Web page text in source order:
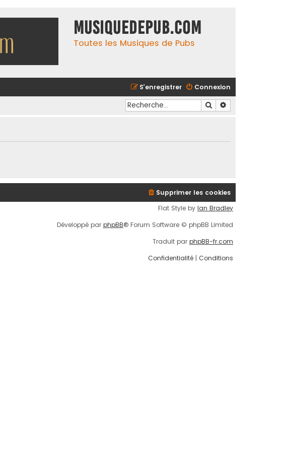
MusiqueDePub.com
Toutes les Musiques de Pubs
Connexion
S’enregistrer
Rechercher
Supprimer les cookies
Flat Style by Ian Bradley
Développé par phpBB® Forum Software © phpBB Limited
Traduit par phpBB-fr.com
Confidentialité | Conditions